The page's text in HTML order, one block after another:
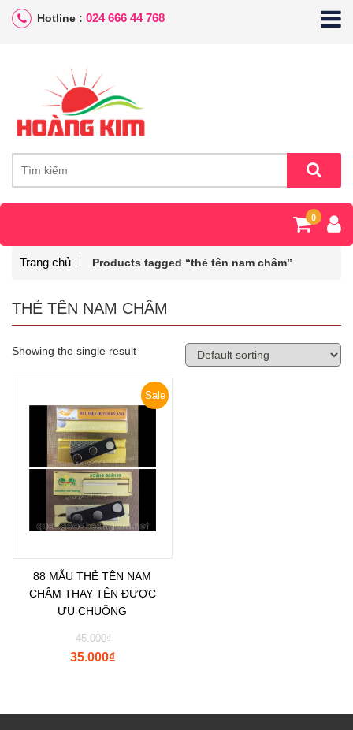
Hotline : 024 666 44 768
0
Trang chủ Products tagged “thẻ tên nam châm”
THẺ TÊN NAM CHÂM
Showing the single result
Sale
88 MẪU THẺ TÊN NAM
CHÂM THAY TÊN ĐƯỢC
ƯU CHUỘNG
₫
45.000
₫
35.000